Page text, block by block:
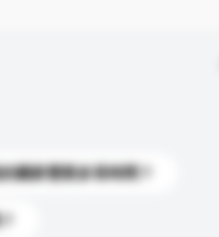
國家需要多長時間？